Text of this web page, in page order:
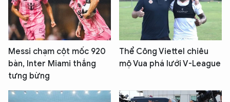
Messi chạm cột mốc 920
bàn, Inter Miami thắng
tưng bừng
Thể Công Viettel chiêu
mộ Vua phá lưới V-League